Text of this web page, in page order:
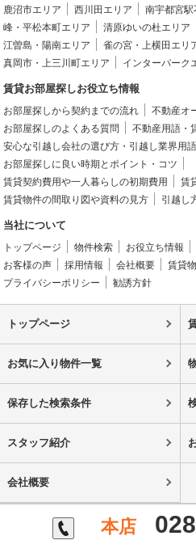
鹿沼市エリア
西川田エリア 南宇都宮
峰・平松本町エリア
清原ゆいの杜エリア
江曽島・陽南エリア
雀の宮・上横田エリ
真岡市・上三川町エリア
インターパーク
賃貸お部屋探しお役立ち情報
お部屋探しから契約までの流れ
不動産オ
お部屋探しのよくある質問
不動産用語・
安心な引越し会社の選び方・引越し業界用語
お部屋探しに良い時期とポイント・コツ
賃貸契約費用や一人暮らしの初期費用
賃
賃貸物件の間取り図や資料の見方
引越し
当社について
トップページ 物件検索 お役立ち情報
お客様の声
採用情報 会社概要 賃貸
プライバシーポリシー
勧誘方針
トップページ
お気に入り物件一覧
保存した検索条件
スタッフ紹介
会社概要
本店